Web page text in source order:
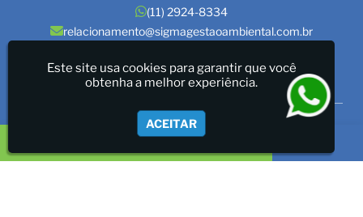
(11) 2924-8334
relacionamento@sigmagestaoambiental.com.br
Localização
São Paulo / SP
Sigma Gestão Ambiental - LICENÇAS AMBIENTAIS/GESTÃO
DE RESÍDUOS/LAUDOS
Este site usa cookies para garantir que você
obtenha a melhor experiência.
ACEITAR